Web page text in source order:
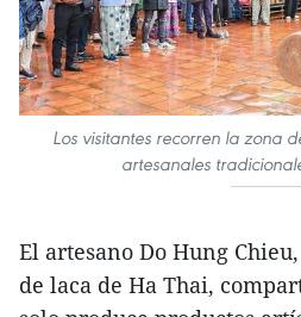
Los visitantes recorren la zona
artesanales
El artesano Do Hung
de laca de Ha Thai,